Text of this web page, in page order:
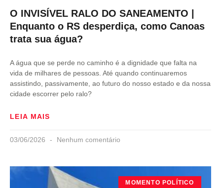
O INVISÍVEL RALO DO SANEAMENTO |
Enquanto o RS desperdiça, como Canoas
trata sua água?
A água que se perde no caminho é a dignidade que falta na
vida de milhares de pessoas. Até quando continuaremos
assistindo, passivamente, ao futuro do nosso estado e da nossa
cidade escorrer pelo ralo?
LEIA MAIS
03/06/2026 Nenhum comentário
MOMENTO POLÍTICO